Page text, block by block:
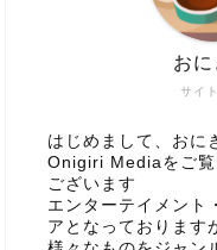
サイ
おに
はじめまして、おに
Onigiri Mediaをご覧
ございます
エンターテイメント
アとなっております